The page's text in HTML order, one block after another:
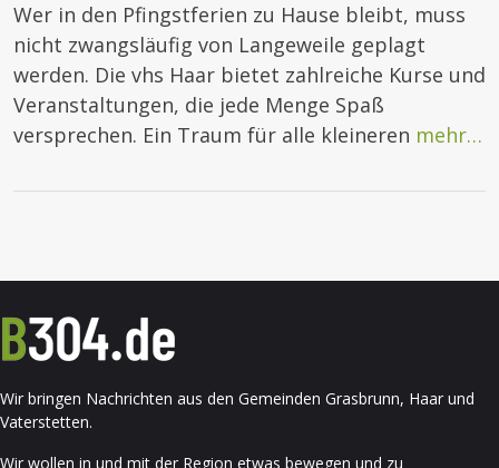
Wer in den Pfingstferien zu Hause bleibt, muss
nicht zwangsläufig von Langeweile geplagt
werden. Die vhs Haar bietet zahlreiche Kurse und
Veranstaltungen, die jede Menge Spaß
versprechen. Ein Traum für alle kleineren mehr…
Wir bringen Nachrichten aus den Gemeinden Grasbrunn, Haar und
Vaterstetten.
Wir wollen in und mit der Region etwas bewegen und zu